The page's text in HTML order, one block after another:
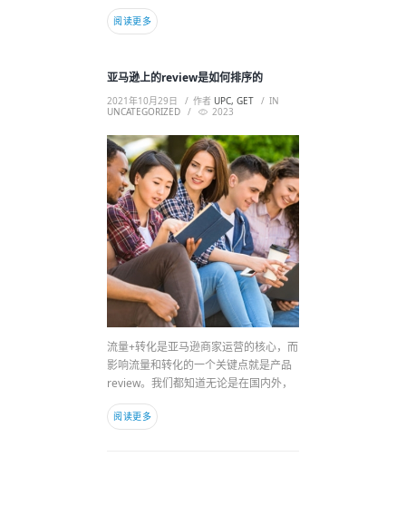
阅读更多
亚马逊上的review是如何排序的
2021年10月29日 作者 UPC, GET
IN
UNCATEGORIZED
2023
流量+转化是亚马逊商家运营的核心，而
影响流量和转化的一个关键点就是产品
review。我们都知道无论是在国内外，
阅读更多